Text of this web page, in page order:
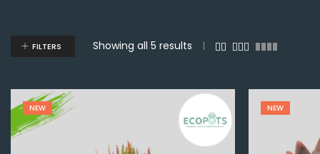
Showing all 5 results
FILTERS
NEW NEW